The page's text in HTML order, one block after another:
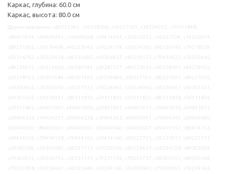
Каркас, глубина: 60.0 см
Каркас, высота: 80.0 см